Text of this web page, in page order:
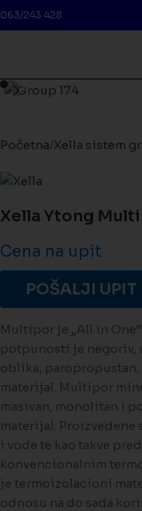
063/243 428
Početna Xella sistem
Xella Ytong
Cena na upit
POŠALJI UPIT
Multipor je „All in
potpunosti je negoriv,
oblika,
materijal. Multipor
masivan, monolitan i
materijal. Proizvedene
i vode te kao takve
konvencionalnim
je termoizolacioni
odnosu na do sada